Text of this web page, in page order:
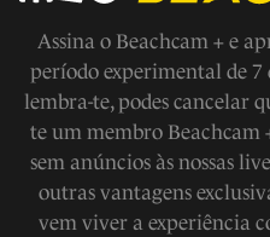
Assina o Beachcam + e
período experimental de
lembra-te, podes cancelar
te um membro Beachcam
sem anúncios às nossas
outras vantagens
vem viver a experiência